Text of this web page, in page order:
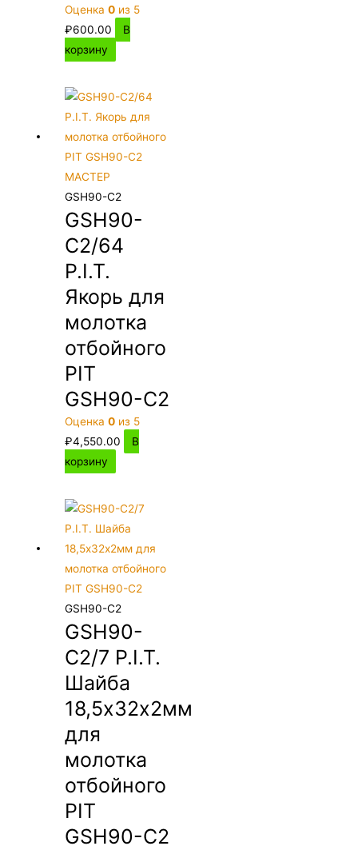
Оценка0 из 5
₽600.00
В
корзину
GSH90-C2
GSH90-
C2/64
P.I.T.
Якорь для
молотка
отбойного
PIT
GSH90-C2
Оценка0 из 5
₽4,550.00
В
корзину
GSH90-C2
GSH90-
C2/7 P.I.T.
Шайба
18,5х32х2мм
для
молотка
отбойного
PIT
GSH90-C2